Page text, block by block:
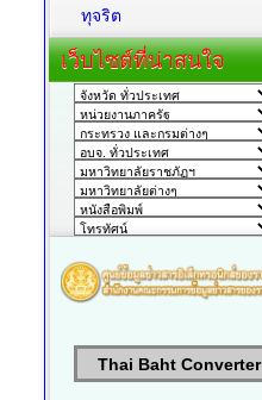
ทุจริต
เว็บไซต์ที่น่าสนใจ
Thai Baht Converter